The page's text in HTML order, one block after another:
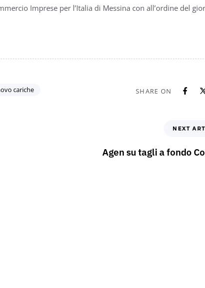
Imprese per l’Italia di Messina con all’ordine del
cariche SHARE ON
NEXT
Agen su tagli a fondo